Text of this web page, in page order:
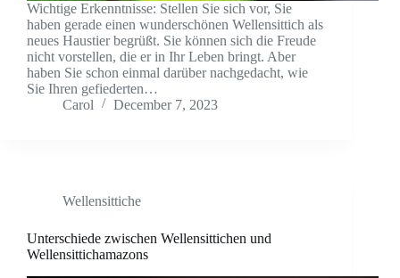
Wichtige Erkenntnisse: Stellen Sie sich vor, Sie
haben gerade einen wunderschönen Wellensittich als
neues Haustier begrüßt. Sie können sich die Freude
nicht vorstellen, die er in Ihr Leben bringt. Aber
haben Sie schon einmal darüber nachgedacht, wie
Sie Ihren gefiederten…
Carol
December 7, 2023
Wellensittiche
Unterschiede zwischen Wellensittichen und
Wellensittichamazons